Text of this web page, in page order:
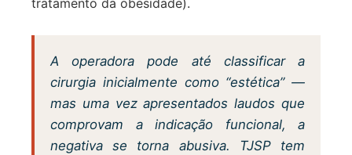
tratamento da obesidade).
A operadora pode até classificar a
cirurgia inicialmente como “estética” —
mas uma vez apresentados laudos que
comprovam a indicação funcional, a
negativa se torna abusiva. TJSP tem